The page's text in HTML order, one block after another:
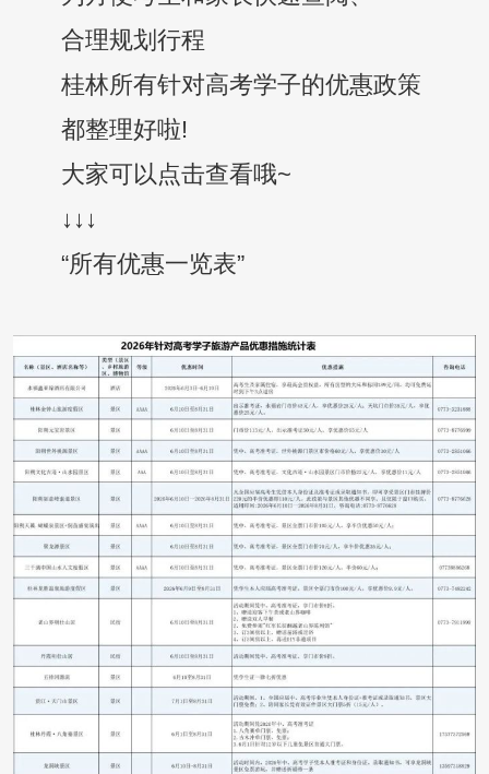
合理规划行程
桂林所有针对高考学子的优惠政策
都整理好啦!
大家可以点击查看哦~
↓↓↓
“所有优惠一览表”